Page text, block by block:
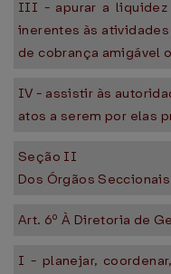
III - apurar a liquidez
inerentes às
de cobrança amigável
IV - assistir às
atos a serem por elas
Seção II
Dos Órgãos Seccionais
Art. 6º À Diretoria de
I - planejar,